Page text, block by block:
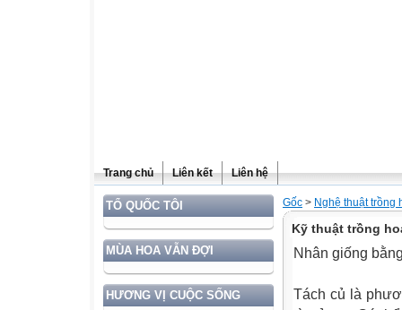
Trang chủ Liên kết Liên hệ
TỔ QUỐC TÔI
MÙA HOA VẪN ĐỢI
HƯƠNG VỊ CUỘC SỐNG
Gốc > Nghệ thuật trồng
Kỹ thuật trồng
Nhân giống
Tách củ là